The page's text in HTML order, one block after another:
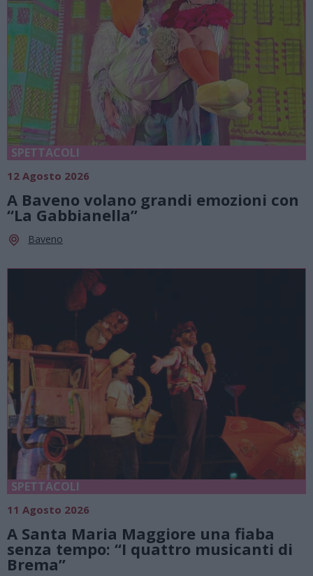
SPETTACOLI
12 Agosto 2026
A Baveno volano grandi emozioni con
“La Gabbianella”
Baveno
SPETTACOLI
11 Agosto 2026
A Santa Maria Maggiore una fiaba
senza tempo: “I quattro musicanti di
Brema”